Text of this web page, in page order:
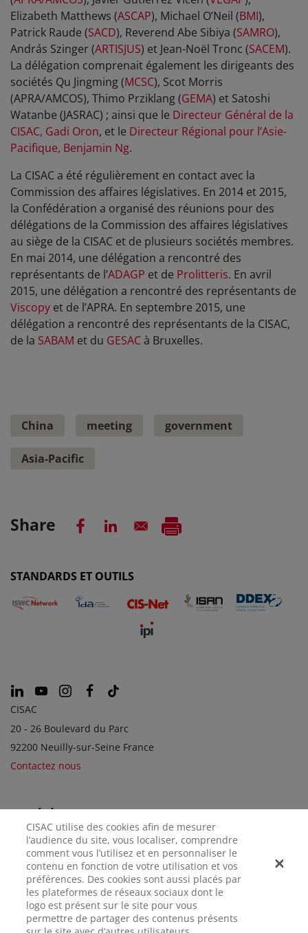
Elizabeth Matthews (ASCAP), Michael O’Neil (BMI),
Patrick Raude (SACD), Reverend Abe Sibiya (SAMRO),
András Szinger (ARTISJUS) et Jean-Noël Tronc (SACEM).
La délégation comprenait également les dirigeants des
sociétés Qu Jingming (MCSC), Scot Morris
(APRA/AMCOS), Thimo Prziklang (GEMA) et Satoshi
Watanbe (JASRAC) ; ainsi que le Directeur Général de la
CISAC, Gadi Oron, et le Directeur Régional pour l’Asie-
Pacifique, Benjamin Ng.
La CISAC a été régulièrement en contact avec la
Commission des affaires législatives. En 2014 et 2015,
la Confédération a organisé des réunions pour des
délégations de la Commission des affaires législatives
au siège de la CISAC et de plusieurs sociétés membres.
En mai 2014, une délégation a rencontré des
représentants de l’ADAGP et de Prolitteris. En avril
2015, une délégation a rencontré des représentants de
Viscopy et de l’APRA. En septembre 2015, une
délégation a rencontré des représentants de la CISAC,
de la SABAM et du GESACà Bruxelles.
China meeting government
Asia-Pacific
Share
STANDARDS ET OUTILS
CISAC
20 - 26 Boulevard du Parc
92200 Neuilly-sur-Seine France
Contactez nous
SOCIÉTÉS SOEURS
CISAC utilise des cookies afin de mesurer
l’audience du site, vous localiser, comprendre
comment vous l’utilisez et en personnaliser le
contenu en fonction de votre utilisation et vos
préférences. Des cookies sont aussi placés par
les plateformes de réseaux sociaux dont le
logo est présent sur le site pour vous
permettre de partager des contenus présents